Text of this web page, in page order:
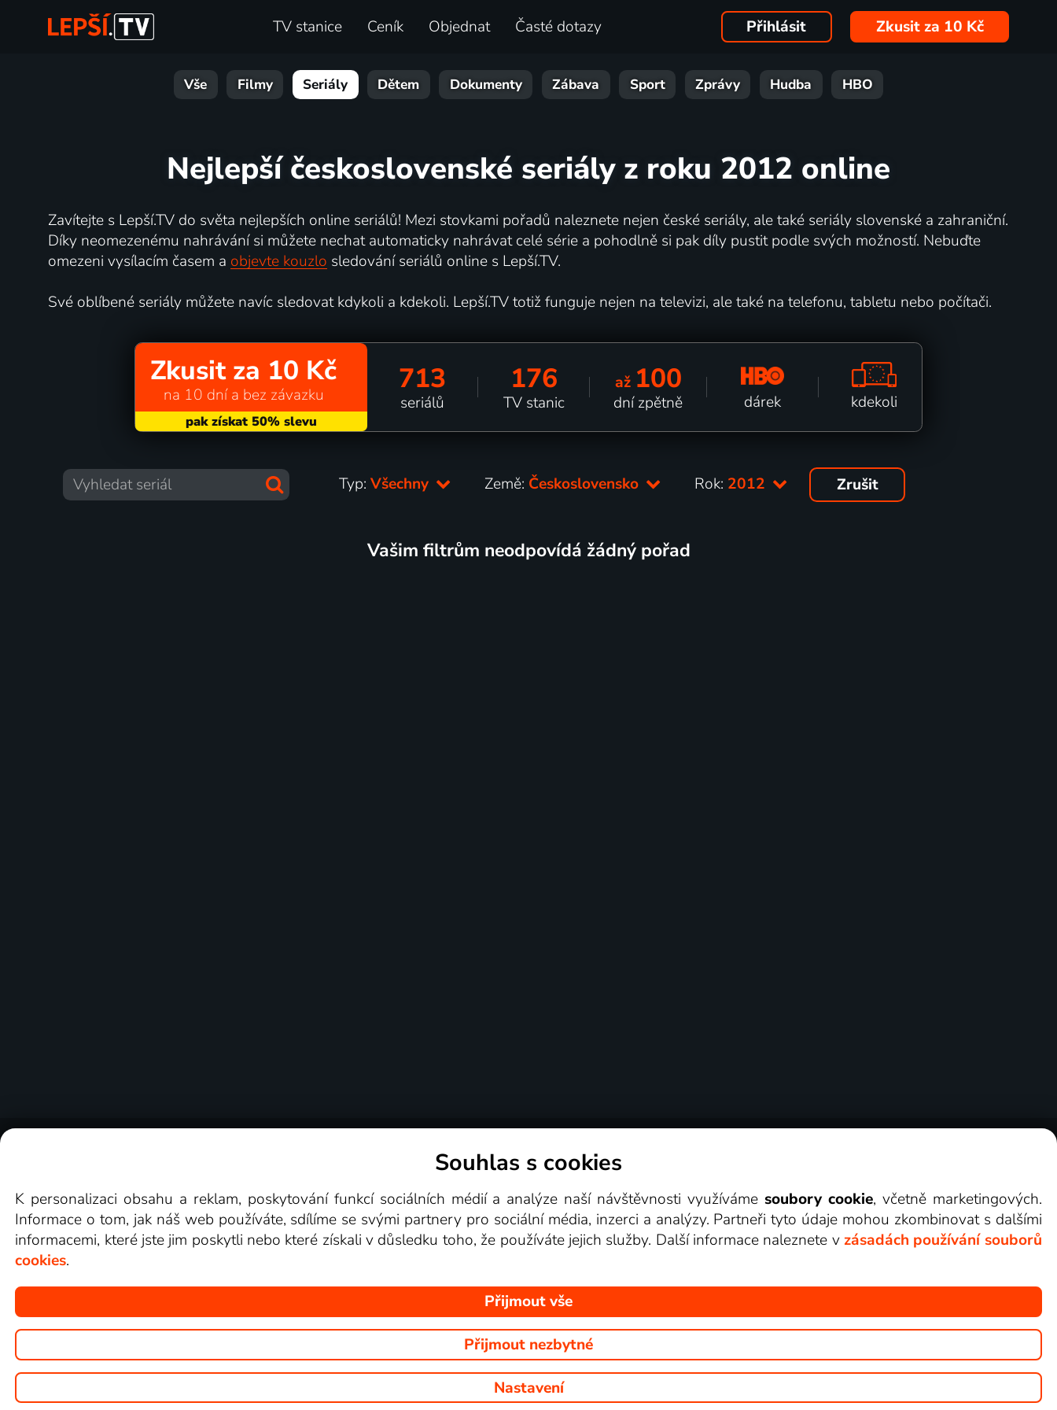
TV stanice Ceník Objednat Časté dotazy Přihlásit Zkusit za 10 Kč
Vše Filmy Seriály Dětem Dokumenty Zábava Sport Zprávy Hudba HBO
Nejlepší československé seriály z roku 2012 online
Zavítejte s Lepší.TV do světa nejlepších online seriálů! Mezi stovkami pořadů naleznete nejen české seriály, ale také seriály slovenské a zahraniční.
Díky neomezenému nahrávání si můžete nechat automaticky nahrávat celé série a pohodlně si pak díly pustit podle svých možností. Nebuďte
omezeni vysílacím časem a objevte kouzlo sledování seriálů online s Lepší.TV.
Své oblíbené seriály můžete navíc sledovat kdykoli a kdekoli. Lepší.TV totiž funguje nejen na televizi, ale také na telefonu, tabletu nebo počítači.
Zkusit za 10 Kč
na 10 dní a bez závazku 713
seriálů
176
TV stanic
až 100
dní zpětně dárek kdekoli
Typ:Všechny Země: Československo Rok: 2012 Zrušit
Vašim filtrům neodpovídá žádný pořad
Videotéka
Copyright © goNET s.r.o. Na tomto webu jsou zobrazovány obrázky z pořadů TV stanic, které můžete sledovat v Lepší.TV.
Souhlas s cookies
K personalizaci obsahu a reklam, poskytování funkcí sociálních médií a analýze naší návštěvnosti využívámesoubory cookie, včetně marketingových.
Informace o tom, jak náš web používáte, sdílíme se svými partnery pro sociální média, inzerci a analýzy. Partneři tyto údaje mohou zkombinovat s dalšími
informacemi, které jste jim poskytli nebo které získali v důsledku toho, že používáte jejich služby. Další informace naleznete v zásadách používání souborů
cookies.
Přijmout vše
Přijmout nezbytné
Nastavení